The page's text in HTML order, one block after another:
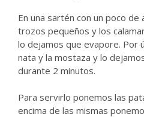
En una sartén con un poco
trozos pequeños y los
lo dejamos que evapore. Por
nata y la mostaza y lo
durante 2 minutos.
Para servirlo ponemos las
encima de las mismas